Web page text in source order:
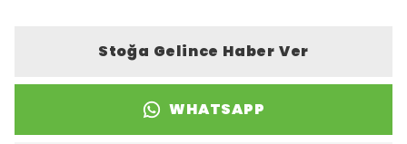
Stoğa Gelince Haber Ver
WHATSAPP